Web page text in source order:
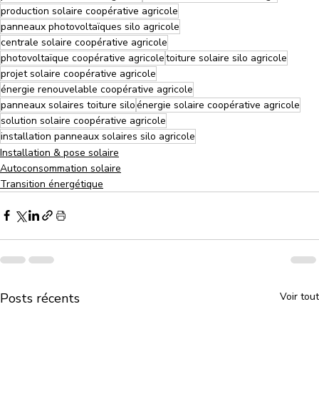
production solaire coopérative agricole
panneaux photovoltaïques silo agricole
centrale solaire coopérative agricole
photovoltaïque coopérative agricoletoiture solaire silo agricole
projet solaire coopérative agricole
énergie renouvelable coopérative agricole
panneaux solaires toiture siloénergie solaire coopérative agricole
solution solaire coopérative agricole
installation panneaux solaires silo agricole
Installation & pose solaire
Autoconsommation solaire
Transition énergétique
Posts récents Voir tout